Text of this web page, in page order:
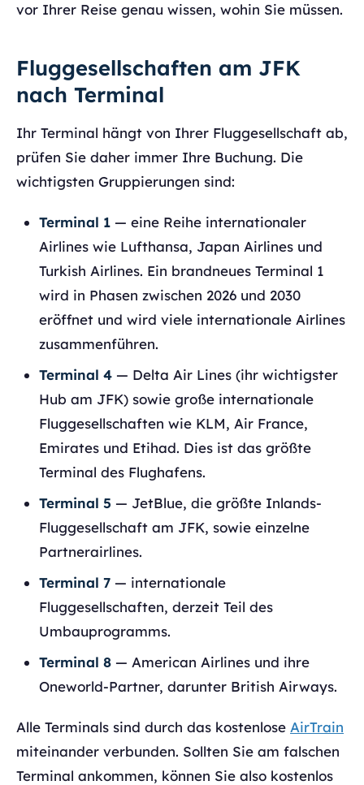
vor Ihrer Reise genau wissen, wohin Sie müssen.
Fluggesellschaften am JFK
nach Terminal
Ihr Terminal hängt von Ihrer Fluggesellschaft ab,
prüfen Sie daher immer Ihre Buchung. Die
wichtigsten Gruppierungen sind:
Terminal 1 — eine Reihe internationaler
Airlines wie Lufthansa, Japan Airlines und
Turkish Airlines. Ein brandneues Terminal 1
wird in Phasen zwischen 2026 und 2030
eröffnet und wird viele internationale Airlines
zusammenführen.
Terminal 4 — Delta Air Lines (ihr wichtigster
Hub am JFK) sowie große internationale
Fluggesellschaften wie KLM, Air France,
Emirates und Etihad. Dies ist das größte
Terminal des Flughafens.
Terminal 5 — JetBlue, die größte Inlands-
Fluggesellschaft am JFK, sowie einzelne
Partnerairlines.
Terminal 7 — internationale
Fluggesellschaften, derzeit Teil des
Umbauprogramms.
Terminal 8 — American Airlines und ihre
Oneworld-Partner, darunter British Airways.
Alle Terminals sind durch das kostenlose AirTrain
miteinander verbunden. Sollten Sie am falschen
Terminal ankommen, können Sie also kostenlos